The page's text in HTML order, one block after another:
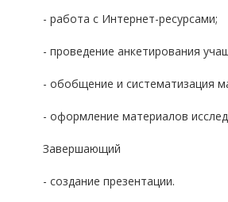
- работа с Интернет-ресурсами;
- проведение анкетирования
- обобщение и систематизация
- оформление материалов
Завершающий
- создание презентации.